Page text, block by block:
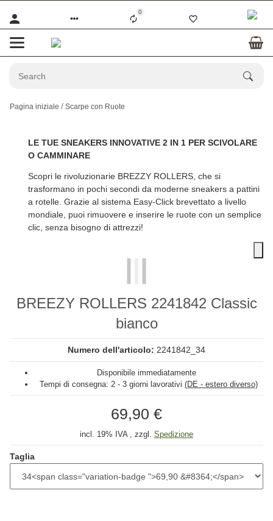
0
Pagina iniziale Scarpe con Ruote
LE TUE SNEAKERS INNOVATIVE 2 IN 1 PER SCIVOLARE
O CAMMINARE
Scopri le rivoluzionarie BREZZY ROLLERS , che si
trasformano in pochi secondi da moderne sneakers a pattini
a rotelle. Grazie al sistema Easy-Click brevettato a livello
mondiale, puoi rimuovere e inserire le ruote con un semplice
clic, senza bisogno di attrezzi!
BREEZY ROLLERS 2241842 Classic
bianco
Numero dell'articolo: 2241842_34
Disponibile immediatamente
Tempi di consegna: 2 - 3 giorni lavorativi (DE - estero diverso)
69,90 €
incl. 19% IVA , zzgl. Spedizione
Taglia